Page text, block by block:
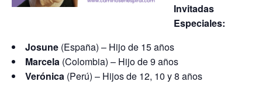
Invitadas
Especiales:
Josune (España) – Hijo de 15 años
Marcela (Colombia) – Hijo de 9 años
Verónica (Perú) – Hijos de 12, 10 y 8 años